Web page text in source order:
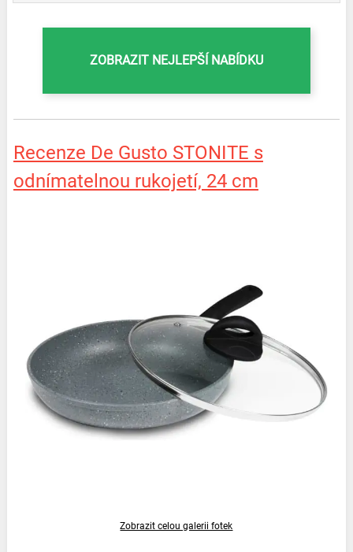
ZOBRAZIT NEJLEPŠÍ NABÍDKU
Recenze De Gusto STONITE s
odnímatelnou rukojetí, 24 cm
Zobrazit celou galerii fotek